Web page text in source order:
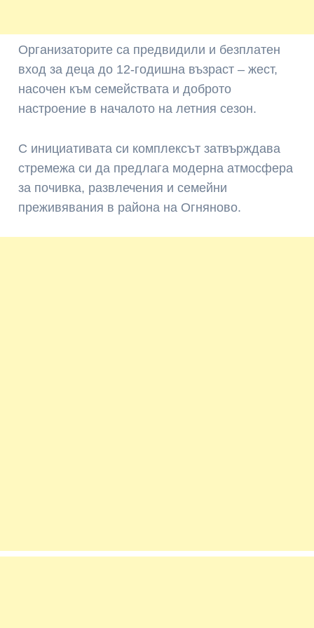
Организаторите са предвидили и безплатен
вход за деца до 12-годишна възраст – жест,
насочен към семействата и доброто
настроение в началото на летния сезон.
С инициативата си комплексът затвърждава
стремежа си да предлага модерна атмосфера
за почивка, развлечения и семейни
преживявания в района на Огняново.